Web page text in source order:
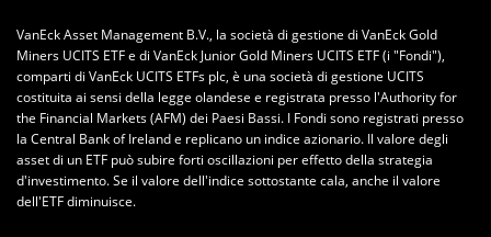
VanEck Asset Management B.V., la società di gestione di VanEck Gold
Miners UCITS ETF e di VanEck Junior Gold Miners UCITS ETF (i "Fondi"),
comparti di VanEck UCITS ETFs plc, è una società di gestione UCITS
costituita ai sensi della legge olandese e registrata presso l'Authority for
the Financial Markets (AFM) dei Paesi Bassi. I Fondi sono registrati presso
la Central Bank of Ireland e replicano un indice azionario. Il valore degli
asset di un ETF può subire forti oscillazioni per effetto della strategia
d'investimento. Se il valore dell'indice sottostante cala, anche il valore
dell'ETF diminuisce.